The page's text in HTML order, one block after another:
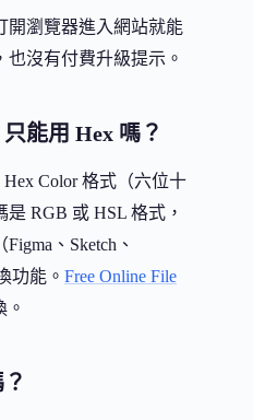
開瀏覽器進入網站就能
沒有付費升級提示。
能用 Hex 嗎？
Color 格式（六位十
RGB 或 HSL 格式，
、Sketch、
功能。 Free Online File